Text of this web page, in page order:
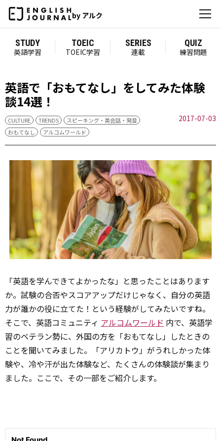
by アルク
STUDY
英語学習
TOEIC
TOEIC学習
SERIES
連載
QUIZ
練習問題
英語で「おもてなし」をしてみた体験
談14選！
CULTURE TRENDS
スピーキング・英会話・発音
おもてなし
アルコムワールド
2017-07-03
「英語を学んできてよかったな」と思ったことはあります
か。試験の合否やスコアアップだけじゃなく、自分の英語
力が誰かの役に立てた！という経験がしてみたいですね。
そこで、英語コミュニティ アルコムワールド 内で、英語学
習のベテラン勢に、外国の方を「おもてなし」したときの
ことを聞いてみました。「アリカトウ」がうれしかった体
験や、冷や汗が出た体験など、たくさんの体験談が集まり
ました。ここで、その一部をご紹介します。